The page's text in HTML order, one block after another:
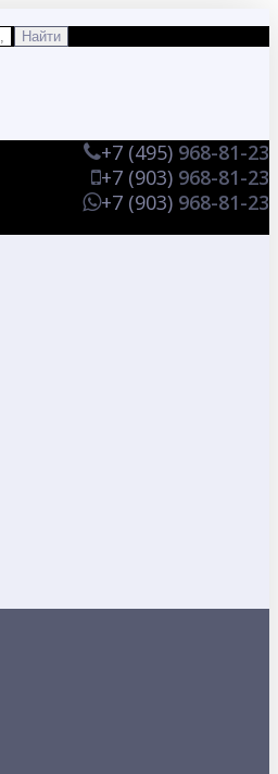
+7 (495) 968-81-23
+7 (903) 968-81-23
+7 (903) 968-81-23